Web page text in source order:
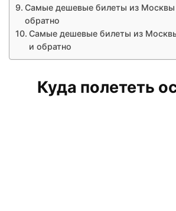
Самые дешевые билеты из Москвы
обратно
Самые дешевые билеты из
и обратно
Куда полететь